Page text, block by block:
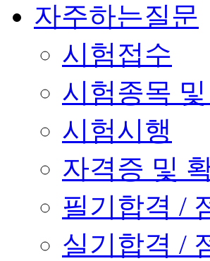
자주하는질문
시험접수
시험종목
시험시행
자격증 및
필기합격 /
실기합격 /